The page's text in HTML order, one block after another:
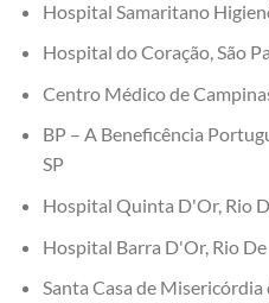
Hospital Samaritano
Hospital do Coração, São
Centro Médico de
BP – A Beneficência
SP
Hospital Quinta D'Or, Rio
Hospital Barra D'Or, Rio De
Santa Casa de Misericórdia